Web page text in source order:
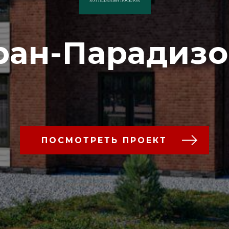
ПОСМОТРЕТЬ ПРОЕКТ